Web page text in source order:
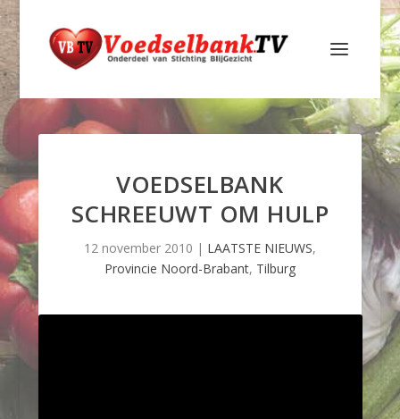
VOEDSELBANK
SCHREEUWT OM HULP
12 november 2010 | LAATSTE NIEUWS,
Provincie Noord-Brabant, Tilburg